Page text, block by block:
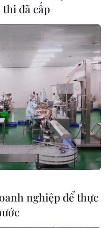
thành bão số 3,
hưởng
tiếp tục mưa lớn,
gia tăng
hưởng đến vùng
đã cấp
nghiệp để thực